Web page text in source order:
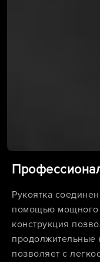
Рукоятка
помощью мощного
конструкция
продолжительные
позволяет с